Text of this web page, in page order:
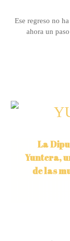
Ese regreso no
ahora un
La
Yuntera,
de las